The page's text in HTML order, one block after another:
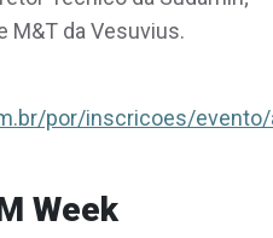
M&T da Vesuvius.
por/inscricoes/
Week